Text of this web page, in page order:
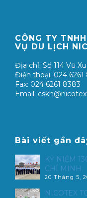
CÔNG TY
VỤ DU LỊCH
Địa chỉ: Số 114 Vũ
Điện thoại: 024 6261
Fax: 024 6261 8383
Email:
Bài viết gần
KỶ NIỆM
CHÍ MINH
20 Tháng 5,
NICOTEX